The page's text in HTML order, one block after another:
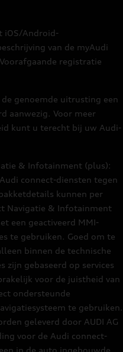
iOS/Android-
van de myAudi
registratie
genoemde uitrusting een
aanwezig. Voor meer
kunt u terecht bij uw Audi-
& Infotainment (plus):
connect-diensten tegen
kunnen per
Navigatie & Infotainment
een geactiveerd MMI-
te gebruiken. Goed om te
binnen de technische
zijn gebaseerd op services
voor de juistheid van
ondersteunde
te gebruiken.
geleverd door AUDI AG
voor de Audi connect-
in de auto ingebouwde